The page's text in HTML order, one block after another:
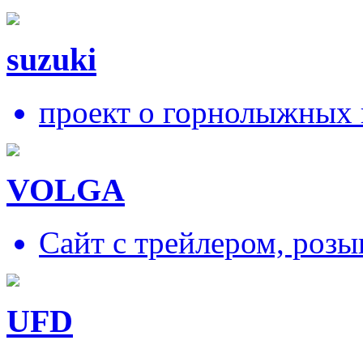
suzuki
проект о горнолыжных
VOLGA
Сайт с трейлером,
UFD